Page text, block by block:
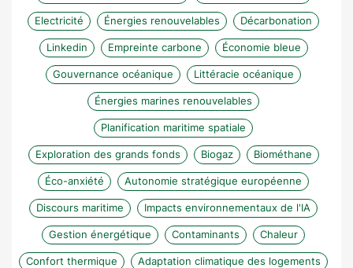
Electricité Énergies renouvelables Décarbonation
Linkedin Empreinte carbone Économie bleue
Gouvernance océanique Littéracie océanique
Énergies marines renouvelables
Planification maritime spatiale
Exploration des grands fonds Biogaz Biométhane
Éco-anxiété Autonomie stratégique européenne
Discours maritime Impacts environnementaux de l'IA
Gestion énergétique Contaminants Chaleur
Confort thermique Adaptation climatique des logements